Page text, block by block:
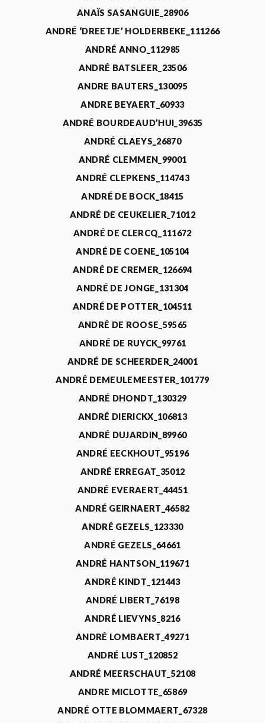
ANAÏS SASANGUIE_28906
ANDRÉ ‘DREETJE’ HOLDERBEKE_111266
ANDRÉ ANNO_112985
ANDRÉ BATSLEER_23506
ANDRE BAUTERS_130095
ANDRE BEYAERT_60933
ANDRÉ BOURDEAUD’HUI_39635
ANDRÉ CLAEYS_26870
ANDRÉ CLEMMEN_99001
ANDRÉ CLEPKENS_114743
ANDRÉ DE BOCK_18415
ANDRÉ DE CEUKELIER_71012
ANDRÉ DE CLERCQ_111672
ANDRÉ DE COENE_105104
ANDRÉ DE CREMER_126694
ANDRÉ DE JONGE_131304
ANDRÉ DE POTTER_104511
ANDRÉ DE ROOSE_59565
ANDRÉ DE RUYCK_99761
ANDRÉ DE SCHEERDER_24001
ANDRÉ DEMEULEMEESTER_101779
ANDRÉ DHONDT_130329
ANDRÉ DIERICKX_106813
ANDRÉ DUJARDIN_89960
ANDRÉ EECKHOUT_95196
ANDRÉ ERREGAT_35012
ANDRÉ EVERAERT_44451
ANDRÉ GEIRNAERT_46582
ANDRÉ GEZELS_123330
ANDRÉ GEZELS_64661
ANDRÉ HANTSON_119671
ANDRÉ KINDT_121443
ANDRÉ LIBERT_76198
ANDRÉ LIEVYNS_8216
ANDRÉ LOMBAERT_49271
ANDRÉ LUST_120852
ANDRÉ MEERSCHAUT_52108
ANDRE MICLOTTE_65869
ANDRÉ OTTE BLOMMAERT_67328